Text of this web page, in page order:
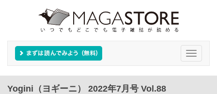
Toggle
Yogini（ヨギーニ） 2022年7月号 Vol.88